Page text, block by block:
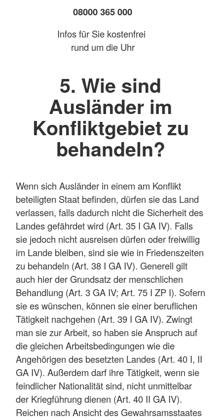
08000 365 000
Infos für Sie kostenfrei
rund um die Uhr
5. Wie sind
Ausländer im
Konfliktgebiet zu
behandeln?
Wenn sich Ausländer in einem am Konflikt
beteiligten Staat befinden, dürfen sie das Land
verlassen, falls dadurch nicht die Sicherheit des
Landes gefährdet wird (Art. 35 I GA IV). Falls
sie jedoch nicht ausreisen dürfen oder freiwillig
im Lande bleiben, sind sie wie in Friedenszeiten
zu behandeln (Art. 38 I GA IV). Generell gilt
auch hier der Grundsatz der menschlichen
Behandlung (Art. 3 GA IV; Art. 75 I ZP I). Sofern
sie es wünschen, können sie einer beruflichen
Tätigkeit nachgehen (Art. 39 I GA IV). Zwingt
man sie zur Arbeit, so haben sie Anspruch auf
die gleichen Arbeitsbedingungen wie die
Angehörigen des besetzten Landes (Art. 40 I, II
GA IV). Außerdem darf ihre Tätigkeit, wenn sie
feindlicher Nationalität sind, nicht unmittelbar
der Kriegführung dienen (Art. 40 II GA IV).
Reichen nach Ansicht des Gewahrsamsstaates